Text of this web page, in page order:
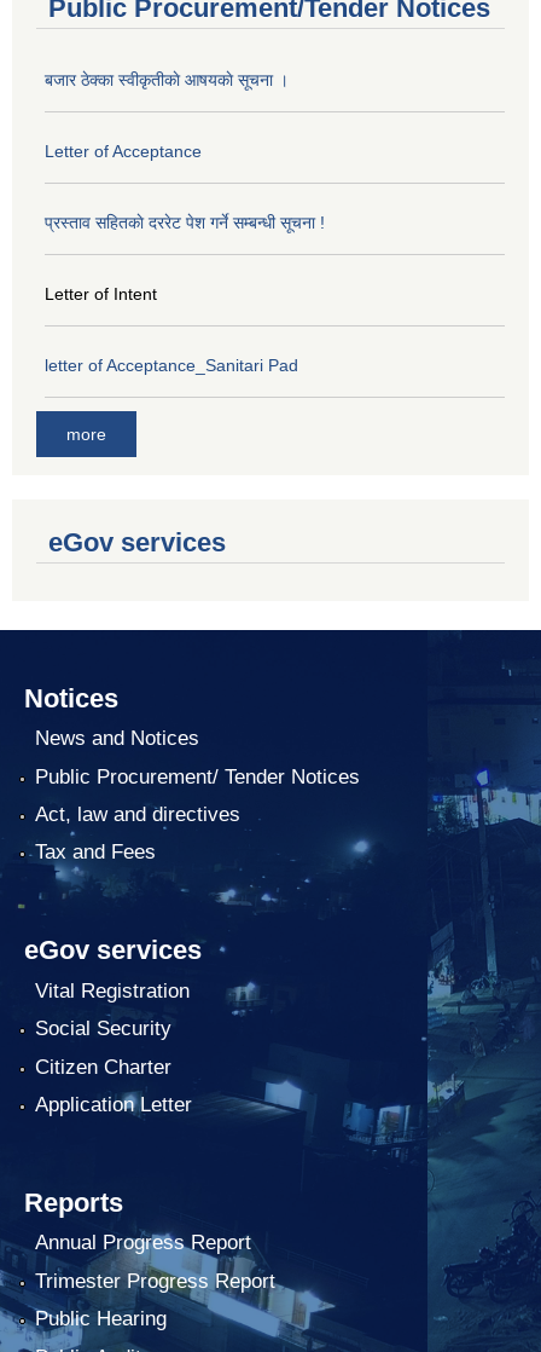
Public Procurement/Tender Notices
बजार ठेक्का स्वीकृतीकाे आषयकाे सूचना ।
Letter of Acceptance
प्रस्ताव सहितकाे दररेट पेश गर्ने सम्बन्धी सूचना !
Letter of Intent
letter of Acceptance_Sanitari Pad
more
eGov services
Notices
News and Notices
Public Procurement/ Tender Notices
Act, law and directives
Tax and Fees
eGov services
Vital Registration
Social Security
Citizen Charter
Application Letter
Reports
Annual Progress Report
Trimester Progress Report
Public Hearing